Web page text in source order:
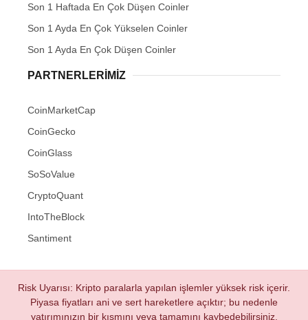
Son 1 Haftada En Çok Düşen Coinler
Son 1 Ayda En Çok Yükselen Coinler
Son 1 Ayda En Çok Düşen Coinler
PARTNERLERIMIZ
CoinMarketCap
CoinGecko
CoinGlass
SoSoValue
CryptoQuant
IntoTheBlock
Santiment
Risk Uyarısı: Kripto paralarla yapılan işlemler yüksek risk içerir.
Piyasa fiyatları ani ve sert hareketlere açıktır; bu nedenle
yatırımınızın bir kısmını veya tamamını kaybedebilirsiniz.